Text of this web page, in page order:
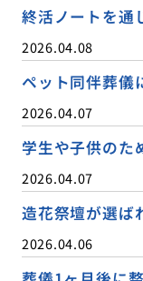
終活ノートを通
2026.04.08
ペット同伴葬儀
2026.04.07
学生や子供のた
2026.04.07
造花祭壇が選ば
2026.04.06